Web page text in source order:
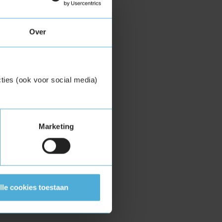
Over
(ook voor social media)
Marketing
cookies toestaan